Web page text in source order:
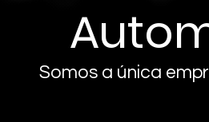
Somos a única